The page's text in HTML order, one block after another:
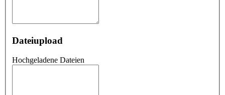
Dateiupload
Hochgeladene Dateien